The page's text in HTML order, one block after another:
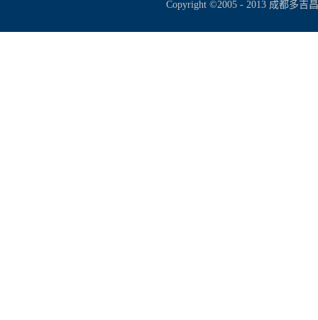
Copyright ©2005 - 2013 成都多吉